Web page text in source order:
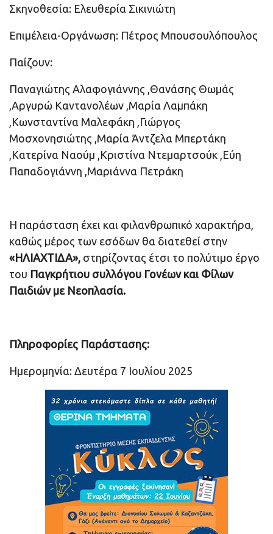
Σκηνοθεσία: Ελευθερία Σικινιώτη
Επιμέλεια-Οργάνωση: Πέτρος Μπουσουλόπουλος
Παίζουν:
Παναγιώτης Αλαφογιάννης ,Θανάσης Θωμάς
,Αργυρώ Καντανολέων ,Μαρία Λαμπάκη
,Κωνσταντίνα Μαλεφάκη ,Γιώργος
Μοσχονησιώτης ,Μαρία Άντζελα Μπερτάκη
,Κατερίνα Ναούμ ,Κριστίνα Ντεμαρτσούκ ,Εύη
Παπαδογιάννη ,Μαριάννα Πετράκη
Η παράσταση έχει και φιλανθρωπικό χαρακτήρα,
καθώς μέρος των εσόδων θα διατεθεί στην
«ΗΛΙΑΧΤΙΔΑ», στηρίζοντας έτσι το πολύτιμο έργο
του Παγκρήτιου συλλόγου Γονέων και Φίλων
Παιδιών με Νεοπλασία.
Πληροφορίες Παράστασης:
Ημερομηνία: Δευτέρα 7 Ιουλίου 2025